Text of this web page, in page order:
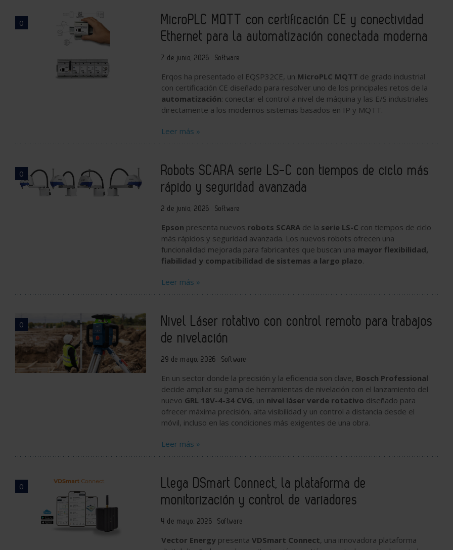
0
MicroPLC MQTT con certificación CE y conectividad
Ethernet para la automatización conectada moderna
7 de junio, 2026 Software
Erqos ha presentado el EQSP32CE, un MicroPLC MQTT de grado industrial
con certificación CE diseñado para resolver uno de los principales retos de la
automatización: conectar el control a nivel de máquina y las E/S industriales
directamente a los modernos sistemas basados en IP y MQTT.
Leer más »
0
Robots SCARA serie LS-C con tiempos de ciclo más
rápido y seguridad avanzada
2 de junio, 2026 Software
Epson presenta nuevos robots SCARA de la serie LS-C con tiempos de ciclo
más rápidos y seguridad avanzada. Los nuevos robots ofrecen una
funcionalidad mejorada para fabricantes que buscan una mayor flexibilidad,
fiabilidad y compatibilidad de sistemas a largo plazo.
Leer más »
0
Nivel Láser rotativo con control remoto para trabajos
de nivelación
29 de mayo, 2026 Software
En un sector donde la precisión y la eficiencia son clave, Bosch Professional
decide ampliar su gama de herramientas de nivelación con el lanzamiento del
nuevo GRL 18V-4-34 CVG, un nivel láser verde rotativo diseñado para
ofrecer máxima precisión, alta visibilidad y un control a distancia desde el
móvil, incluso en las condiciones más exigentes de una obra.
Leer más »
0
Llega DSmart Connect, la plataforma de
monitorización y control de variadores
4 de mayo, 2026 Software
Vector Energy presentaVDSmart Connect, una innovadora plataforma